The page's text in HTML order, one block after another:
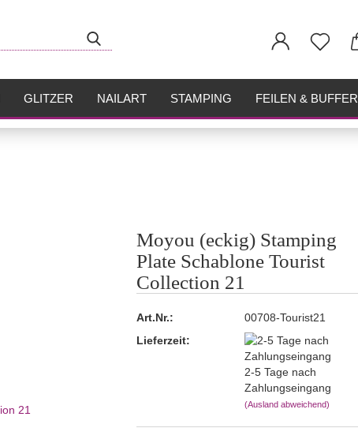
GLITZER NAILART STAMPING FEILEN & BUFFER
Moyou (eckig) Stamping
Plate Schablone Tourist
Collection 21
Art.Nr.:
00708-Tourist21
Lieferzeit:
2-5 Tage nach
Zahlungseingang
(Ausland abweichend)